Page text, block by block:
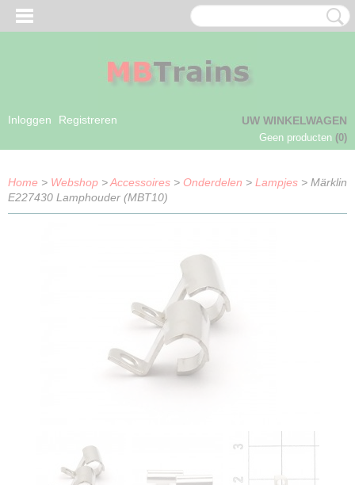
Inloggen Registreren UW WINKELWAGEN
Geen producten (0)
Home > Webshop >Accessoires > Onderdelen > Lampjes > Märklin
E227430 Lamphouder (MBT10)